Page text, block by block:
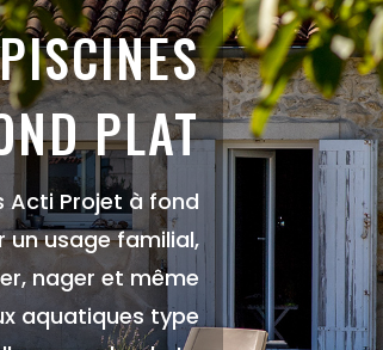
PLAT
Acti Projet à fond
usage familial,
nager et même
aquatiques type